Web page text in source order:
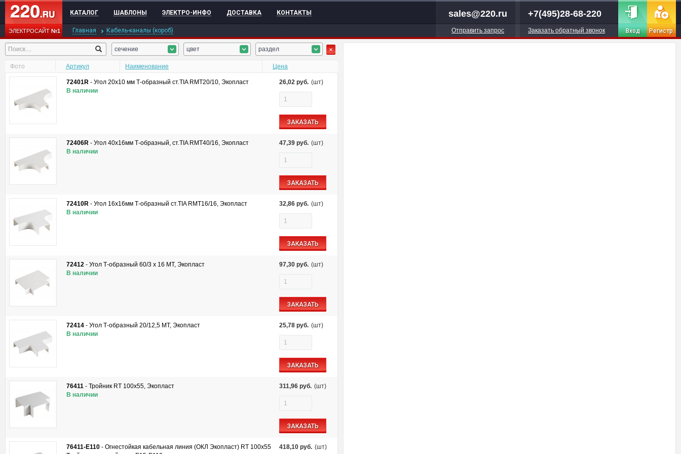
ЭЛЕКТРОСАЙТ№1
КАТАЛОГ ШАБЛОНЫ ЭЛЕКТРО-ИНФО ДОСТАВКА КОНТАКТЫ sales@220.ru
Отправить запрос
+7(495)28-68-220
Заказать обратный звонок Вход Регистр.
Главная Кабель-каналы (короб)
сечение цвет раздел
Фото Артикул Наименование Цена
72401R - Угол 20х10 мм Т-образный ст.TIA RMT20/10, Экопласт
В наличии
26,02 руб. (шт)
ЗАКАЗАТЬ
72406R - Угол 40х16мм Т-образный, ст.TIA RMT40/16, Экопласт
В наличии
47,39 руб. (шт)
ЗАКАЗАТЬ
72410R - Угол 16х16мм Т-образный ст.TIA RMT16/16, Экопласт
В наличии
32,86 руб. (шт)
ЗАКАЗАТЬ
72412 - Угол Т-образный 60/3 x 16 MT, Экопласт
В наличии
97,30 руб. (шт)
ЗАКАЗАТЬ
72414 - Угол Т-образный 20/12,5 MT, Экопласт
В наличии
25,78 руб. (шт)
ЗАКАЗАТЬ
76411 - Тройник RT 100x55, Экопласт
В наличии
311,96 руб. (шт)
ЗАКАЗАТЬ
76411-E110 - Огнестойкая кабельная линия (ОКЛ Экопласт) RT 100х55
418,10 руб. (шт)